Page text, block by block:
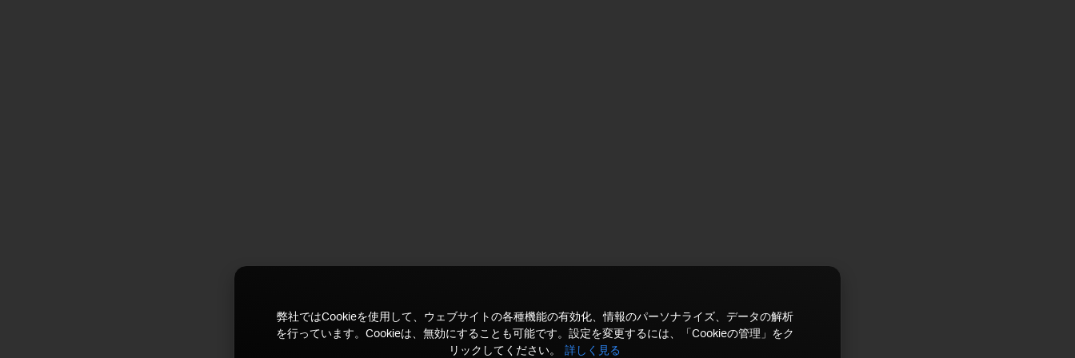
弊社ではCookieを使用して、ウェブサイトの各種機能の有効化、情報のパーソナライズ、データの解析
を行っています。Cookieは、無効にすることも可能です。設定を変更するには、「Cookieの管理」をク
リックしてください。
詳しく見る